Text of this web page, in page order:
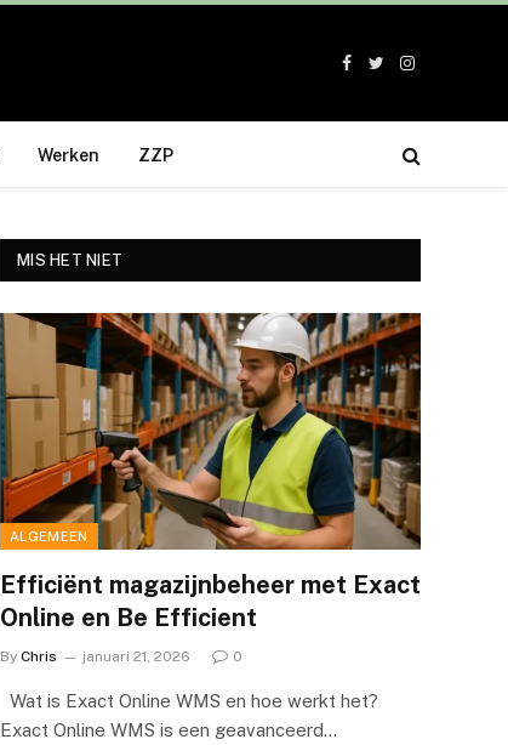
Facebook
TwitterInstagram
Werken ZZP
MIS HET NIET
ALGEMEEN
Efficiënt magazijnbeheer met Exact
Online en Be Efficient
By Chris januari 21, 2026 0
Wat is Exact Online WMS en hoe werkt het?
Exact Online WMS is een geavanceerd…